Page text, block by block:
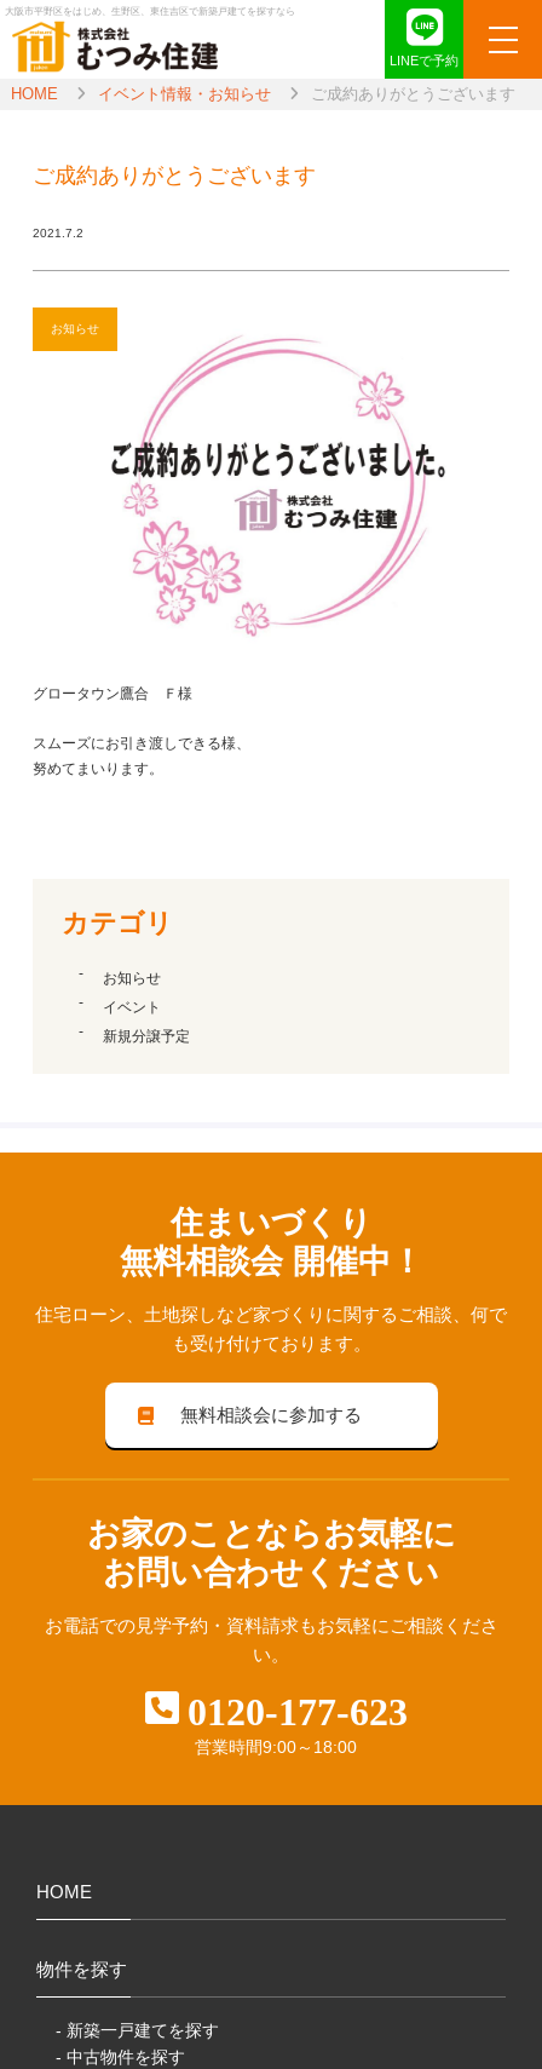
大阪市平野区をはじめ、生野区、東住吉区で新築戸建てを探すなら
LINEで予約
HOME イベント情報・お知らせ ご成約ありがとうございます
ご成約ありがとうございます
2021.7.2
お知らせ
グロータウン鷹合 Ｆ様
スムーズにお引き渡しできる様、
努めてまいります。
カテゴリ
お知らせ
イベント
新規分譲予定
住まいづくり
無料相談会 開催中！
住宅ローン、⼟地探しなど家づくりに関するご相談、 何で
も受け付けております。
無料相談会に参加する
お家のことならお気軽に
お問い合わせください
お電話での見学予約・資料請求もお気軽にご相談くださ
い。
0120-177-623
営業時間9:00～18:00
HOME
物件を探す
- 新築一戸建てを探す
- 中古物件を探す